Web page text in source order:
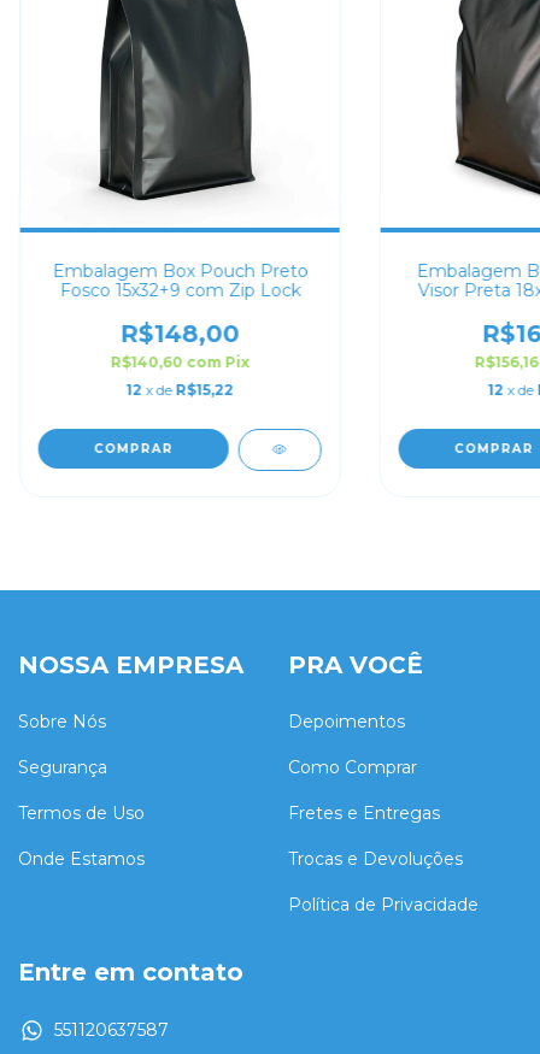
Embalagem Box Pouch Preto
Fosco 15x32+9 com Zip Lock
R$148,00
R$140,60 com Pix
12 x de R$15,22
COMPRAR
Embalagem
Visor Preta
12 x de
COMPRAR
NOSSA EMPRESA
Sobre Nós
Segurança
Termos de Uso
Onde Estamos
PRA VOCÊ
Depoimentos
Como Comprar
Fretes e Entregas
Trocas e Devoluções
Política de Privacidade
Entre em contato
551120637587